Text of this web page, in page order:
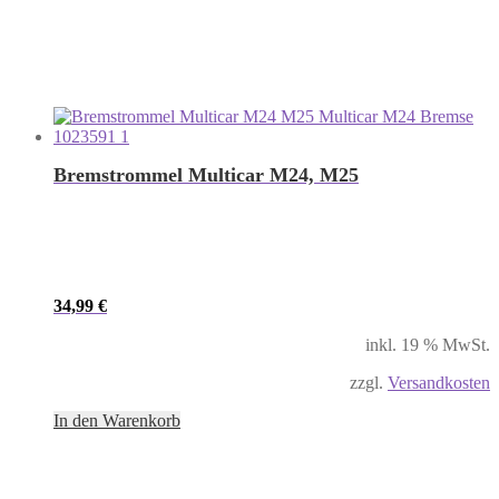
Bremstrommel Multicar M24, M25
34,99 €
inkl. 19 % MwSt.
zzgl. Versandkosten
In den Warenkorb